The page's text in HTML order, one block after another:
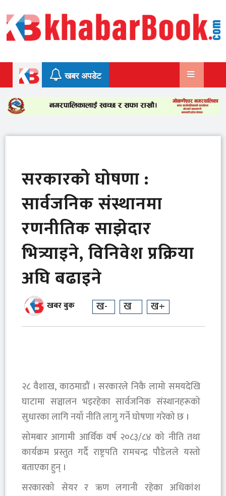
to
content
खबर अपडेट
सरकारको घोषणा :
सार्वजनिक संस्थानमा
रणनीतिक साझेदार
भित्र्याइने, विनिवेश प्रक्रिया
अघि बढाइने
खबर बुक ख- ख ख+
२८ वैशाख, काठमाडौं । सरकारले निकै लामो समयदेखि
घाटामा सञ्चालन भइरहेका सार्वजनिक संस्थानहरूको
सुधारका लागि नयाँ नीति लागु गर्ने घोषणा गरेको छ ।
सोमबार आगामी आर्थिक वर्ष २०८३/८४ को नीति तथा
कार्यक्रम प्रस्तुत गर्दै राष्ट्रपति रामचन्द्र पौडेलले यस्तो
बताएका हुन् ।
सरकारको सेयर र ऋण लगानी रहेका अधिकांश